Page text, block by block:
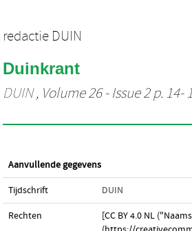
redactie DUIN
Duinkrant
DUIN, Volume 26 - Issue 2 p. 14-
Aanvullende gegevens
Tijdschrift DUIN
Rechten
[CC BY 4.0 NL